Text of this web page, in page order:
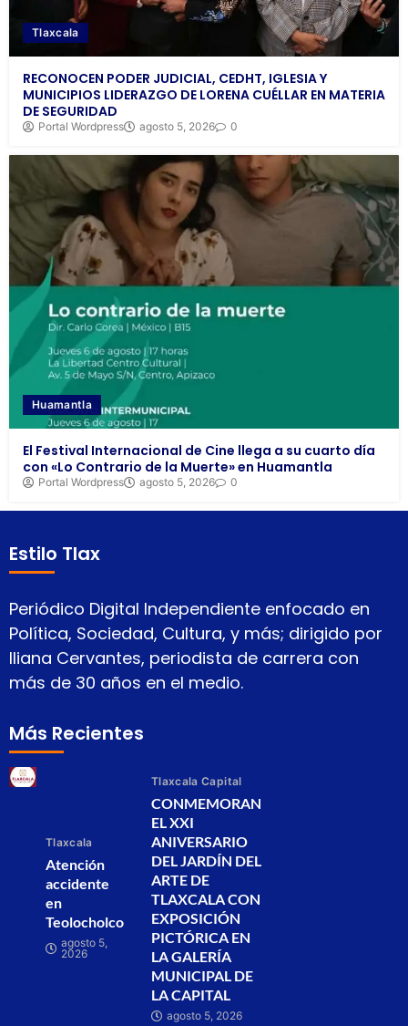
Tlaxcala
RECONOCEN PODER JUDICIAL, CEDHT, IGLESIA Y
MUNICIPIOS LIDERAZGO DE LORENA CUÉLLAR EN MATERIA
DE SEGURIDAD
Portal Wordpress agosto 5, 2026 0
Huamantla
El Festival Internacional de Cine llega a su cuarto día
con «Lo Contrario de la Muerte» en Huamantla
Portal Wordpress agosto 5, 2026 0
Estilo Tlax
Periódico Digital Independiente enfocado en
Política, Sociedad, Cultura, y más; dirigido por
Iliana Cervantes, periodista de carrera con
más de 30 años en el medio.
Más Recientes
Tlaxcala
Atención
accidente
en
Teolocholco
agosto 5,
2026
Tlaxcala Capital
CONMEMORAN
EL XXI
ANIVERSARIO
DEL JARDÍN DEL
ARTE DE
TLAXCALA CON
EXPOSICIÓN
PICTÓRICA EN
LA GALERÍA
MUNICIPAL DE
LA CAPITAL
agosto 5, 2026